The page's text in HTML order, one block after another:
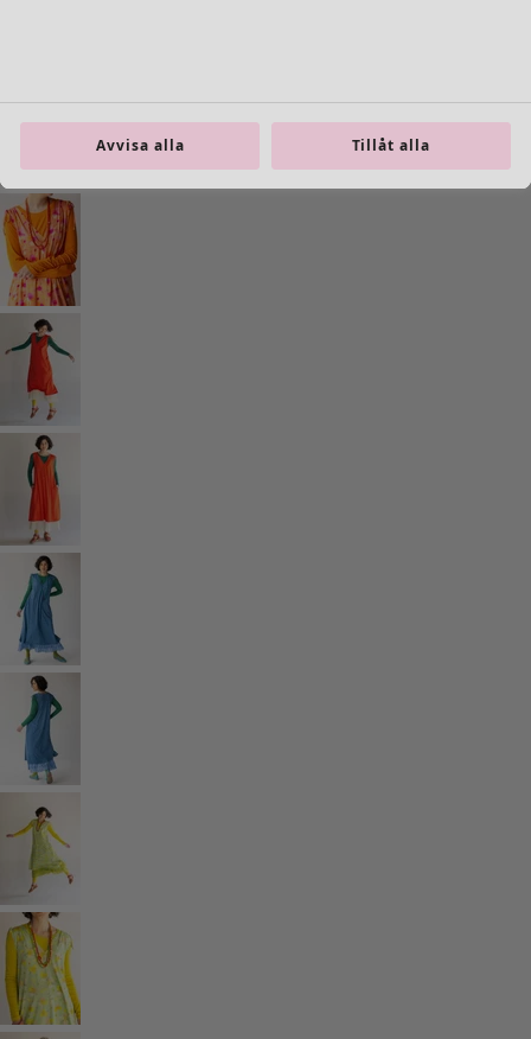
Inredning
Nyheter
All inredning
Gardiner
Kuddar & kuddfodral
Mattor
Frotté
Böcker
Tidigare favoriter
Rum
Badrum
Vardagsrum
Kök & matplats
Shoppa stilen
Klassisk och allmoge inredning
Avvisa alla Tillåt alla